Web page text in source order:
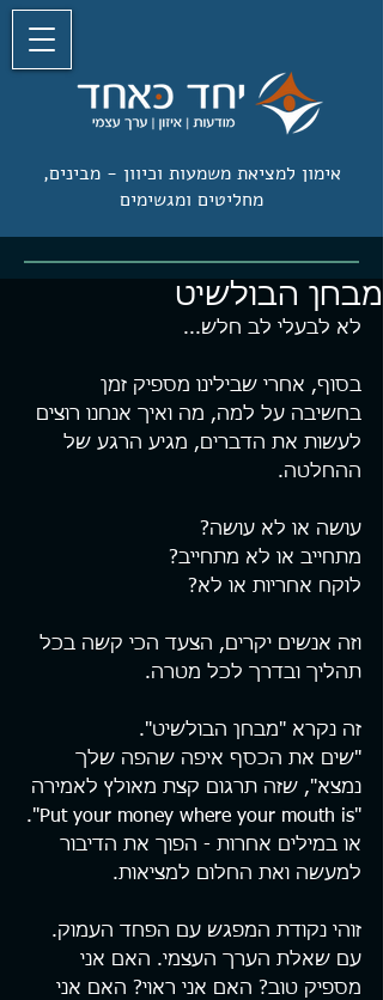
אימון למציאת משמעות וכיוון -מבינים,
מחליטים ומגשימים
מבחן הבולשיט
לא לבעלי לב חלש...
בסוף, אחרי שבילינו מספיק זמן
בחשיבה על למה, מה ואיך אנחנו רוצים
לעשות את הדברים, מגיע הרגע של
ההחלטה.
עושה או לא עושה?
מתחייב או לא מתחייב?
לוקח אחריות או לא?
וזה אנשים יקרים, הצעד הכי קשה בכל
תהליך ובדרך לכל מטרה.
זה נקרא "מבחן הבולשיט".
"שים את הכסף איפה שהפה שלך
נמצא", שזה תרגום קצת מאולץ לאמירה
"Put your money where your mouth is".
או במילים אחרות - הפוך את הדיבור
למעשה ואת החלום למציאות.
זוהי נקודת המפגש עם הפחד העמוק.
עם שאלת הערך העצמי. האם אני
מספיק טוב? האם אני ראוי? האם אני